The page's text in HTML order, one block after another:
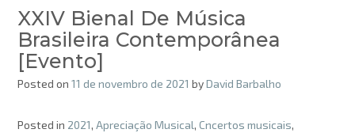
XXIV Bienal De Música
Brasileira Contemporânea
[Evento]
Posted on 11 de novembro de 2021 byDavid Barbalho
Posted in 2021, Apreciação Musical, Cncertos musicais,